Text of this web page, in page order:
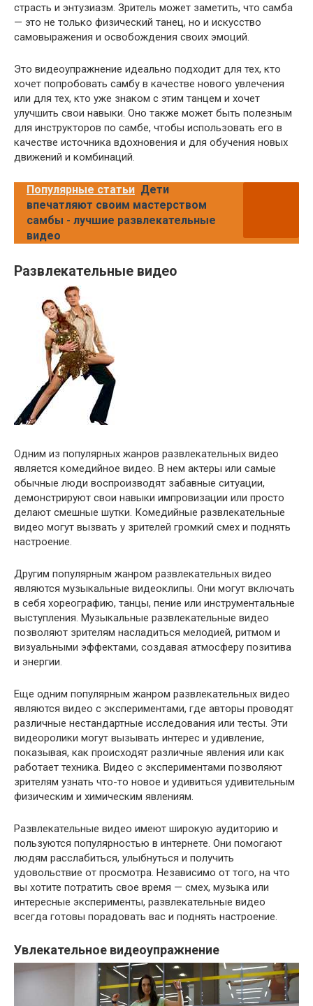
страсть и энтузиазм. Зритель может заметить, что самба
— это не только физический танец, но и искусство
самовыражения и освобождения своих эмоций.
Это видеоупражнение идеально подходит для тех, кто
хочет попробовать самбу в качестве нового увлечения
или для тех, кто уже знаком с этим танцем и хочет
улучшить свои навыки. Оно также может быть полезным
для инструкторов по самбе, чтобы использовать его в
качестве источника вдохновения и для обучения новых
движений и комбинаций.
Популярные статьи Дети
впечатляют своим мастерством
самбы - лучшие развлекательные
видео
Развлекательные видео
Одним из популярных жанров развлекательных видео
является комедийное видео. В нем актеры или самые
обычные люди воспроизводят забавные ситуации,
демонстрируют свои навыки импровизации или просто
делают смешные шутки. Комедийные развлекательные
видео могут вызвать у зрителей громкий смех и поднять
настроение.
Другим популярным жанром развлекательных видео
являются музыкальные видеоклипы. Они могут включать
в себя хореографию, танцы, пение или инструментальные
выступления. Музыкальные развлекательные видео
позволяют зрителям насладиться мелодией, ритмом и
визуальными эффектами, создавая атмосферу позитива
и энергии.
Еще одним популярным жанром развлекательных видео
являются видео с экспериментами, где авторы проводят
различные нестандартные исследования или тесты. Эти
видеоролики могут вызывать интерес и удивление,
показывая, как происходят различные явления или как
работает техника. Видео с экспериментами позволяют
зрителям узнать что-то новое и удивиться удивительным
физическим и химическим явлениям.
Развлекательные видео имеют широкую аудиторию и
пользуются популярностью в интернете. Они помогают
людям расслабиться, улыбнуться и получить
удовольствие от просмотра. Независимо от того, на что
вы хотите потратить свое время — смех, музыка или
интересные эксперименты, развлекательные видео
всегда готовы порадовать вас и поднять настроение.
Увлекательное видеоупражнение